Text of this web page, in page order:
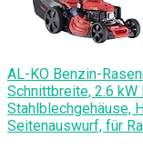
AL-KO Benzin-
Schnittbreite, 2.6
Stahlblechgehäuse,
Seitenauswurf, für